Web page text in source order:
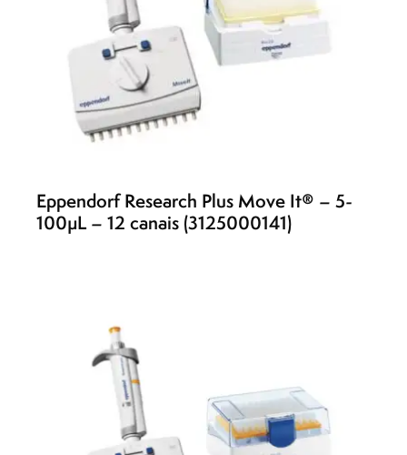
Eppendorf Research Plus Move It® – 5-
100µL – 12 canais (3125000141)